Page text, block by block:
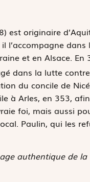
est originaire
dans
et en Alsace.
dans la lutte
du concile de
à Arles, en 353,
foi, mais aussi
Paulin, qui les
authentique de